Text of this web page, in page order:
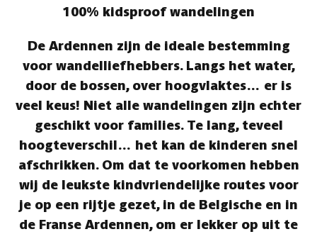
100% kidsproof wandelingen
De Ardennen zijn de ideale bestemming
voor wandelliefhebbers. Langs het water,
door de bossen, over hoogvlaktes… er is
veel keus! Niet alle wandelingen zijn echter
geschikt voor families. Te lang, teveel
hoogteverschil… het kan de kinderen snel
afschrikken. Om dat te voorkomen hebben
wij de leukste kindvriendelijke routes voor
je op een rijtje gezet, in de Belgische en in
de Franse Ardennen, om er lekker op uit te